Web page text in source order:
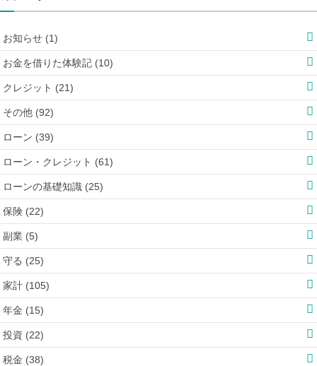
お知らせ (1)
お金を借りた体験記 (10)
クレジット (21)
その他 (92)
ローン (39)
ローン・クレジット (61)
ローンの基礎知識 (25)
保険 (22)
副業 (5)
守る (25)
家計 (105)
年金 (15)
投資 (22)
税金 (38)